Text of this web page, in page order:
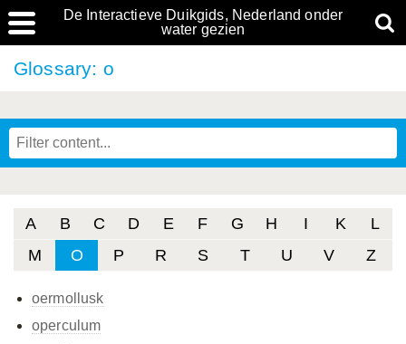
De Interactieve Duikgids, Nederland onder
water gezien
Glossary: o
A B C D E F G H I K
L
M
O P R S T U V Z
oermollusk
operculum